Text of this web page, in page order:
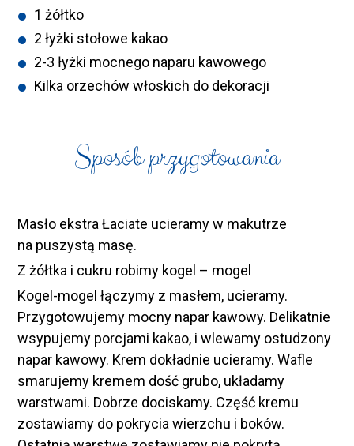
1 żółtko
2 łyżki stołowe kakao
2-3 łyżki mocnego naparu kawowego
Kilka orzechów włoskich do dekoracji
Sposób przygotowania
Masło ekstra Łaciate ucieramy w makutrze
na puszystą masę.
Z żółtka i cukru robimy kogel – mogel
Kogel-mogel łączymy z masłem, ucieramy.
Przygotowujemy mocny napar kawowy. Delikatnie
wsypujemy porcjami kakao, i wlewamy ostudzony
napar kawowy. Krem dokładnie ucieramy. Wafle
smarujemy kremem dość grubo, układamy
warstwami. Dobrze dociskamy. Część kremu
zostawiamy do pokrycia wierzchu i boków.